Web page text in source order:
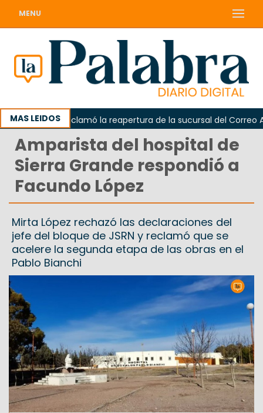
MENU
MAS LEIDOS
Odarda reclamó la reapertura de la sucursal del Correo
Amparista del hospital de
Sierra Grande respondió a
Facundo López
Mirta López rechazó las declaraciones del
jefe del bloque de JSRN y reclamó que se
acelere la segunda etapa de las obras en el
Pablo Bianchi